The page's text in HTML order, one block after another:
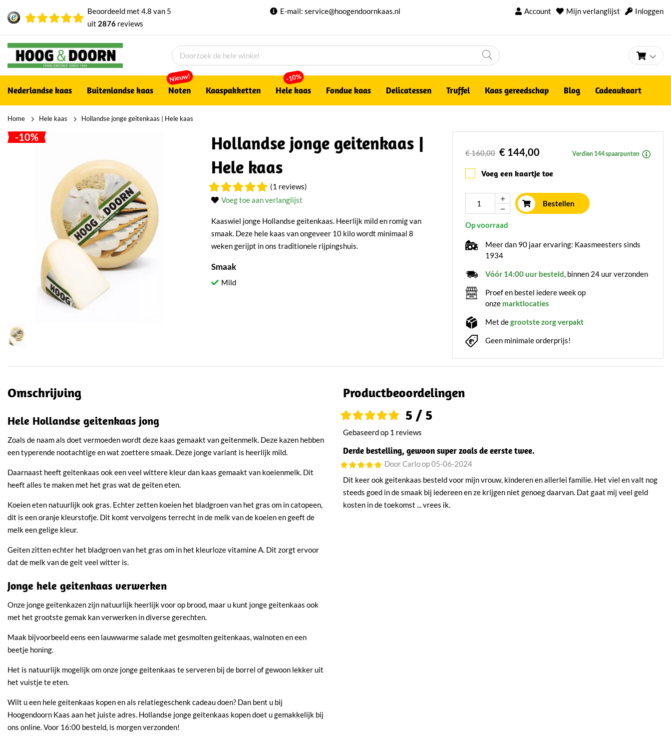
Beoordeeld met 4.8 van 5
uit 2876reviews
E-mail:service@hoogendoornkaas.nl Account Mijn verlanglijst Inloggen
Nederlandse kaas Buitenlandse kaas Noten
Nieuw!
Kaaspakketten Hele kaas
-10%
Fondue kaas Delicatessen Truffel Kaas gereedschap Blog Cadeaukaart
Home Hele kaas Hollandse jonge geitenkaas | Hele kaas
-10%
Hollandse jonge geitenkaas |
Hele kaas
(1 reviews)
Voeg toe aan verlanglijst
Kaaswiel jonge Hollandse geitenkaas. Heerlijk mild en romig van
smaak. Deze hele kaas van ongeveer 10 kilo wordt minimaal 8
weken gerijpt in ons traditionele rijpingshuis.
Smaak
Mild
€ 160,00 € 144,00 Verdien 144 spaarpunten
Voeg een kaartje toe
Bestellen
Op voorraad
Meer dan 90 jaar ervaring: Kaasmeesters sinds
1934
Vóór 14:00 uur besteld, binnen 24 uur verzonden
Proef en bestel iedere week op
onze marktlocaties
Met degrootste zorg verpakt
Geen minimale orderprijs!
Omschrijving
Hele Hollandse geitenkaas jong
Zoals de naam als doet vermoeden wordt deze kaas gemaakt van geitenmelk. Deze kazen hebben
een typerende nootachtige en wat zoettere smaak. Deze jonge variant is heerlijk mild.
Daarnaast heeft geitenkaas ook een veel wittere kleur dan kaas gemaakt van koeienmelk. Dit
heeft alles te maken met het gras wat de geiten eten.
Koeien eten natuurlijk ook gras. Echter zetten koeien het bladgroen van het gras om in catopeen,
dit is een oranje kleurstofje. Dit komt vervolgens terrecht in de melk van de koeien en geeft de
melk een gelige kleur.
Geiten zitten echter het bladgroen van het gras om in het kleurloze vitamine A. Dit zorgt ervoor
dat de melk van de geit veel witter is.
Jonge hele geitenkaas verwerken
Onze jonge geitenkazen zijn natuurlijk heerlijk voor op brood, maar u kunt jonge geitenkaas ook
met het grootste gemak kan verwerken in diverse gerechten.
Maak bijvoorbeeld eens een lauwwarme salade met gesmolten geitenkaas, walnoten en een
beetje honing.
Het is natuurlijk mogelijk om onze jonge geitenkaas te serveren bij de borrel of gewoon lekker uit
het vuistje te eten.
Wilt u een hele geitenkaas kopen en als relatiegeschenk cadeau doen? Dan bent u bij
Hoogendoorn Kaas aan het juiste adres. Hollandse jonge geitenkaas kopen doet u gemakkelijk bij
ons online. Voor 16:00 besteld, is morgen verzonden!
Productbeoordelingen
5 / 5
Gebaseerd op 1 reviews
Derde bestelling, gewoon super zoals de eerste twee.
Door Carlo op 05-06-2024
Dit keer ook geitenkaas besteld voor mijn vrouw, kinderen en allerlei familie. Het viel en valt nog
steeds goed in de smaak bij iedereen en ze krijgen niet genoeg daarvan. Dat gaat mij veel geld
kosten in de toekomst ... vrees ik.